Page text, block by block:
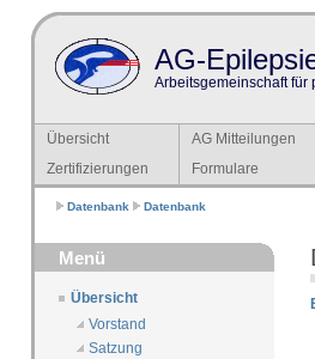
AG-
Arbeitsgemeinschaft für
Übersicht AG Mitteilungen
Zertifizierungen
Formulare
Datenbank Datenbank
Menü
Übersicht
Vorstand
Satzung